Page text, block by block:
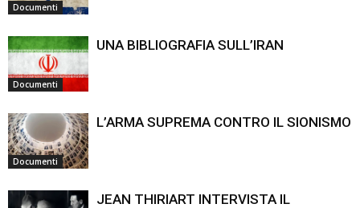
Documenti
Documenti
UNA BIBLIOGRAFIA SULL’IRAN
Documenti
L’ARMA SUPREMA CONTRO IL SIONISMO
JEAN THIRIART INTERVISTA IL